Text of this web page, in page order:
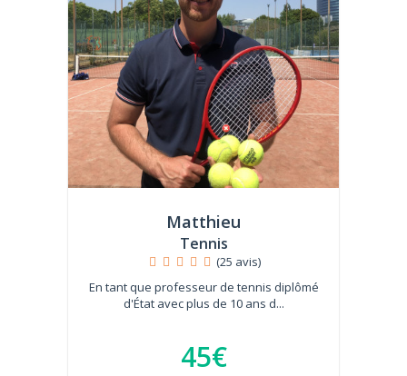
Matthieu
Tennis
(25 avis)
En tant que professeur de tennis diplômé
d'État avec plus de 10 ans d...
45€